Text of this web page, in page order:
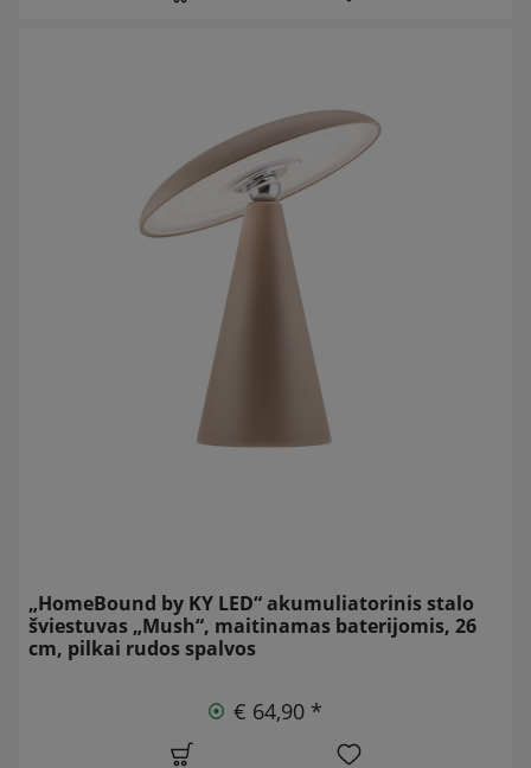
„HomeBound by KY LED“ akumuliatorinis stalo
šviestuvas „Mush“, maitinamas baterijomis, 26
cm, pilkai rudos spalvos
€ 64,90 *